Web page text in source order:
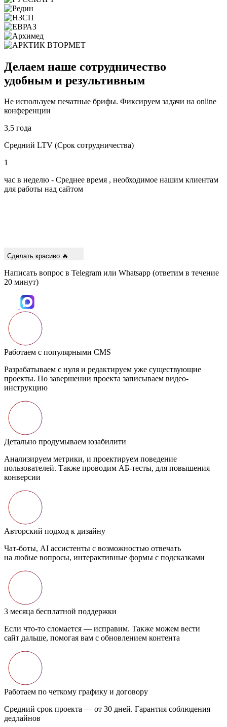
Делаем наше сотрудничество
удобным и результивным
Не используем печатные брифы. Фиксируем задачи на online
конференции
3,5 года
Средний LTV (Срок сотрудничества)
1
час в неделю - Среднее время , необходимое нашим клиентам
для работы над сайтом
Сделать красиво 🔥
Написать вопрос в Telegram или Whatsapp (ответим в течение
20 минут)
Работаем с популярными CMS
Разрабатываем с нуля и редактируем уже существующие
проекты. По завершении проекта записываем видео-
инструкцию
Детально продумываем юзабилити
Анализируем метрики, и проектируем поведение
пользователей. Также проводим АБ-тесты, для повышения
конверсии
Авторский подход к дизайну
Чат-боты, AI ассистенты с возможностью отвечать
на любые вопросы, интерактивные формы с подсказками
3 месяца бесплатной поддержки
Если что-то сломается — исправим. Также можем вести
сайт дальше, помогая вам с обновлением контента
Работаем по четкому графику и договору
Средний срок проекта — от 30 дней. Гарантия соблюдения
дедлайнов